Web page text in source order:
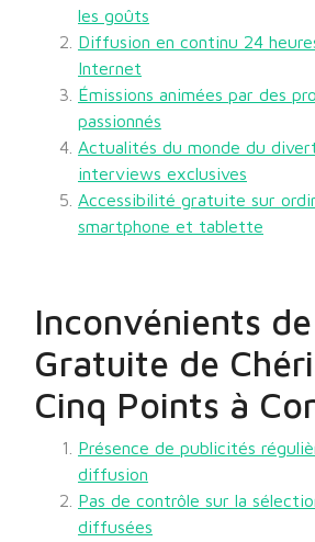
les goûts
Diffusion en continu 24
Internet
Émissions animées par des
passionnés
Actualités du monde du
interviews exclusives
Accessibilité gratuite sur
smartphone et tablette
Inconvénients
Gratuite de
Cinq Points à
Présence de publicités
diffusion
Pas de contrôle sur la
diffusées